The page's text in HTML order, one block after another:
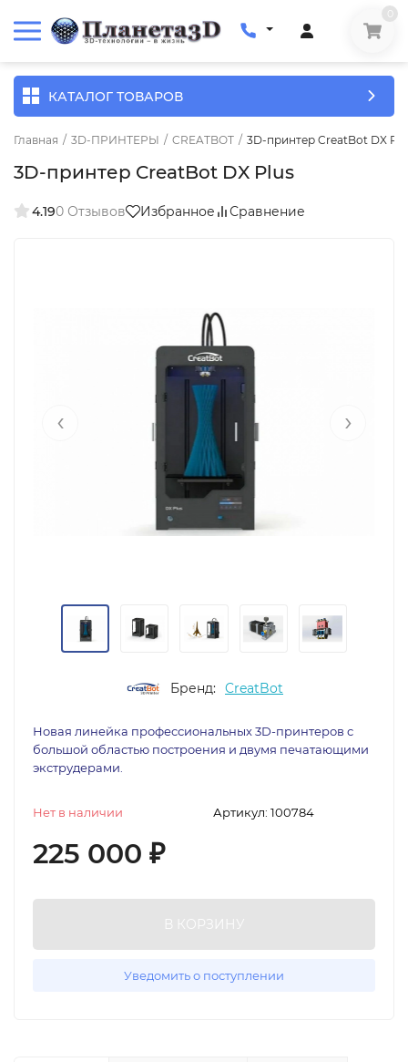
КАТАЛОГ ТОВАРОВ
Главная / 3D-ПРИНТЕРЫ / CREATBOT / 3D-принтер CreatBot DX
3D-принтер CreatBot DX Plus
4.190 Отзывов Избранное Сравнение
‹ ›
Бренд: CreatBot
Новая линейка профессиональных 3D-принтеров с
большой областью построения и двумя печатающими
экструдерами.
Артикул: 100784
Нет в наличии
225 000 ₽
В КОРЗИНУ
Уведомить о поступлении